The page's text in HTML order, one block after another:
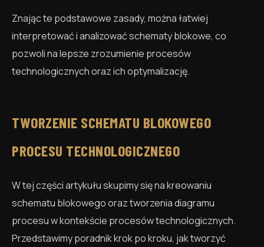
Znając te podstawowe zasady, można łatwiej
interpretować i analizować schematy blokowe, co
pozwoli na lepsze zrozumienie procesów
technologicznych oraz ich optymalizację.
TWORZENIE SCHEMATU BLOKOWEGO
PROCESU TECHNOLOGICZNEGO
W tej części artykułu skupimy się na kreowaniu
schematu blokowego oraz tworzenia diagramu
procesu w kontekście procesów technologicznych.
Przedstawimy poradnik krok po kroku, jak tworzyć